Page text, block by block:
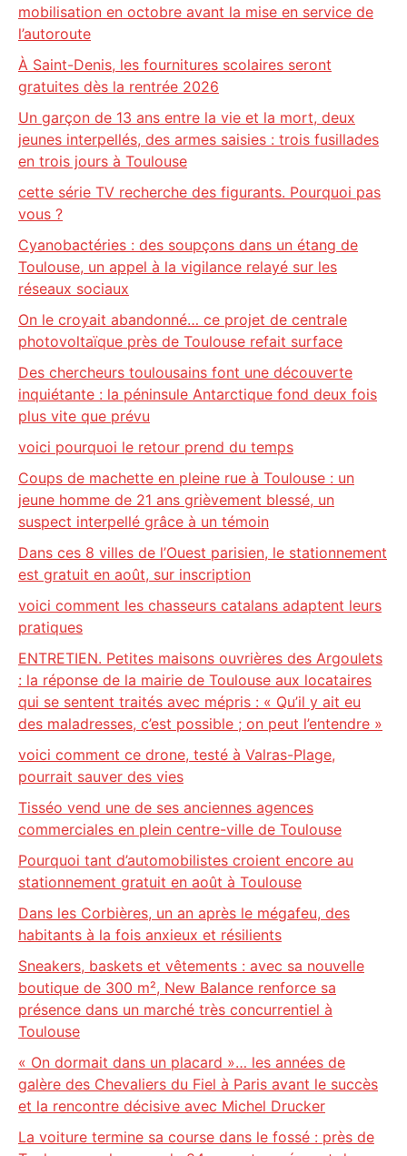
mobilisation en octobre avant la mise en service de
l’autoroute
À Saint-Denis, les fournitures scolaires seront
gratuites dès la rentrée 2026
Un garçon de 13 ans entre la vie et la mort, deux
jeunes interpellés, des armes saisies : trois fusillades
en trois jours à Toulouse
cette série TV recherche des figurants. Pourquoi pas
vous ?
Cyanobactéries : des soupçons dans un étang de
Toulouse, un appel à la vigilance relayé sur les
réseaux sociaux
On le croyait abandonné… ce projet de centrale
photovoltaïque près de Toulouse refait surface
Des chercheurs toulousains font une découverte
inquiétante : la péninsule Antarctique fond deux fois
plus vite que prévu
voici pourquoi le retour prend du temps
Coups de machette en pleine rue à Toulouse : un
jeune homme de 21 ans grièvement blessé, un
suspect interpellé grâce à un témoin
Dans ces 8 villes de l’Ouest parisien, le stationnement
est gratuit en août, sur inscription
voici comment les chasseurs catalans adaptent leurs
pratiques
ENTRETIEN. Petites maisons ouvrières des Argoulets
: la réponse de la mairie de Toulouse aux locataires
qui se sentent traités avec mépris : « Qu’il y ait eu
des maladresses, c’est possible ; on peut l’entendre »
voici comment ce drone, testé à Valras-Plage,
pourrait sauver des vies
Tisséo vend une de ses anciennes agences
commerciales en plein centre-ville de Toulouse
Pourquoi tant d’automobilistes croient encore au
stationnement gratuit en août à Toulouse
Dans les Corbières, un an après le mégafeu, des
habitants à la fois anxieux et résilients
Sneakers, baskets et vêtements : avec sa nouvelle
boutique de 300 m², New Balance renforce sa
présence dans un marché très concurrentiel à
Toulouse
« On dormait dans un placard »… les années de
galère des Chevaliers du Fiel à Paris avant le succès
et la rencontre décisive avec Michel Drucker
La voiture termine sa course dans le fossé : près de